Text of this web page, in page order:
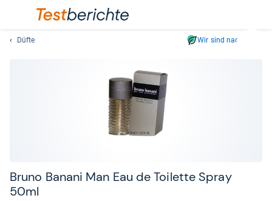
Düfte Wir sind nachhaltig
Bruno Banani Man Eau de Toi­lette Spray
50ml